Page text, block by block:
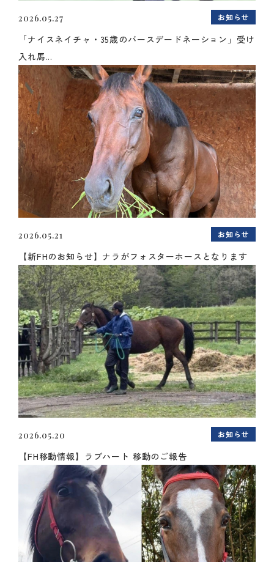
2026.05.27 お知らせ
「ナイスネイチャ・35歳のバースデードネーション」受け
入れ馬...
2026.05.21 お知らせ
【新FHのお知らせ】ナラがフォスターホースとなります
2026.05.20 お知らせ
【FH移動情報】ラブハート 移動のご報告